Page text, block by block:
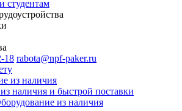
студентам
18 rabota@npf-paker.ru
наличия и быстрой поставки